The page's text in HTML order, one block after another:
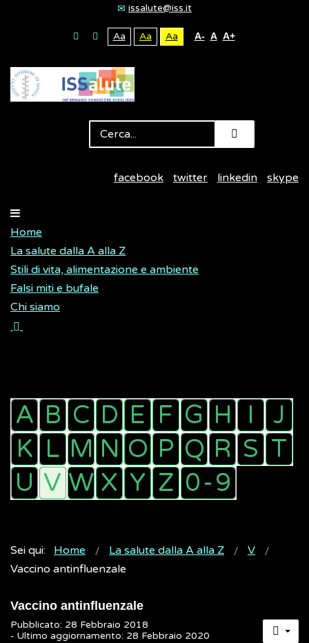
issalute@iss.it
Aa Aa Aa A- A A+
facebook twitter linkedin skype
Home
La salute dalla A alla Z
Stili di vita, alimentazione e ambiente
Falsi miti e bufale
Chi siamo
Sei qui: Home La salute dalla A alla Z
V
Vaccino antinfluenzale
Vaccino antinfluenzale
Pubblicato: 28 Febbraio 2018
- Ultimo aggiornamento: 28 Febbraio 2020